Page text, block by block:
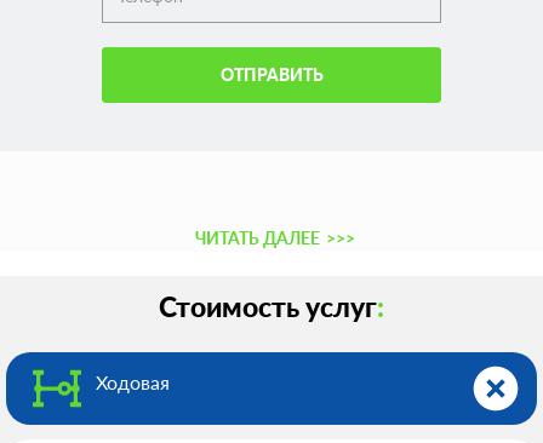
ОТПРАВИТЬ
ЧИТАТЬ ДАЛЕЕ >>>
Стоимость услуг:
Ходовая